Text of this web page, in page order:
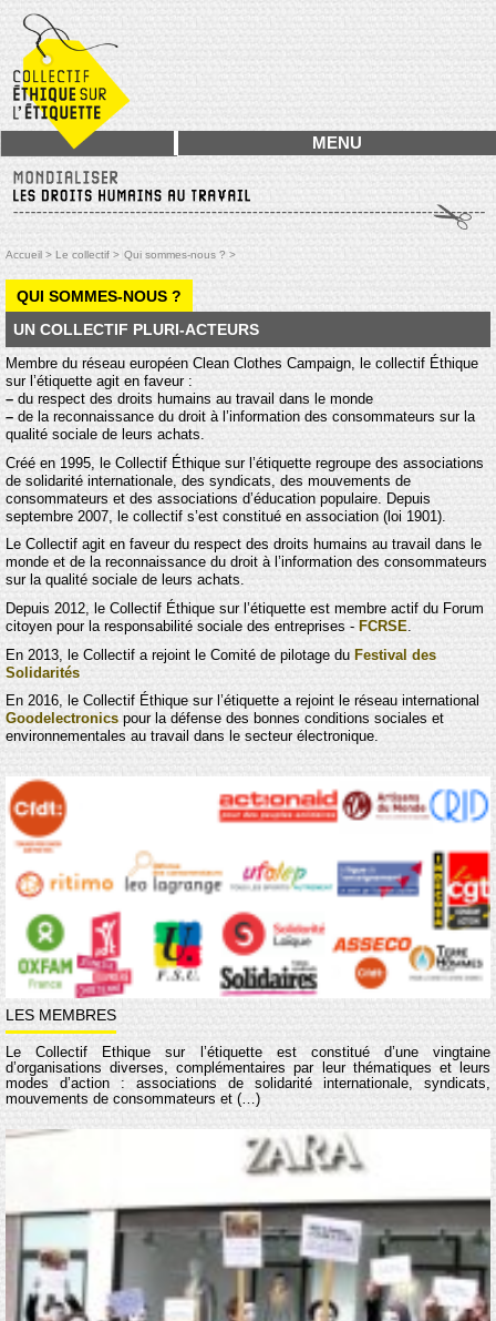
MENU
Accueil > Le collectif > Qui sommes-nous ? >
QUI SOMMES-NOUS ?
UN COLLECTIF PLURI-ACTEURS
Membre du réseau européen Clean Clothes Campaign, le collectif Éthique
sur l’étiquette agit en faveur :
– du respect des droits humains au travail dans le monde
– de la reconnaissance du droit à l’information des consommateurs sur la
qualité sociale de leurs achats.
Créé en 1995, le Collectif Éthique sur l’étiquette regroupe des associations
de solidarité internationale, des syndicats, des mouvements de
consommateurs et des associations d’éducation populaire. Depuis
septembre 2007, le collectif s’est constitué en association (loi 1901).
Le Collectif agit en faveur du respect des droits humains au travail dans le
monde et de la reconnaissance du droit à l’information des consommateurs
sur la qualité sociale de leurs achats.
Depuis 2012, le Collectif Éthique sur l’étiquette est membre actif du Forum
citoyen pour la responsabilité sociale des entreprises - FCRSE.
En 2013, le Collectif a rejoint le Comité de pilotage du Festival des
Solidarités
En 2016, le Collectif Éthique sur l’étiquette a rejoint le réseau international
Goodelectronics pour la défense des bonnes conditions sociales et
environnementales au travail dans le secteur électronique.
LES MEMBRES
Le Collectif Éthique sur l’étiquette est constitué d’une vingtaine
d’organisations diverses, complémentaires par leur thématiques et leurs
modes d’action : associations de solidarité internationale, syndicats,
mouvements de consommateurs et (…)